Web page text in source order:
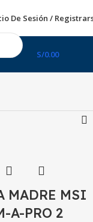
De Sesión /
S/0.00
MADRE MSI
A-PRO 2